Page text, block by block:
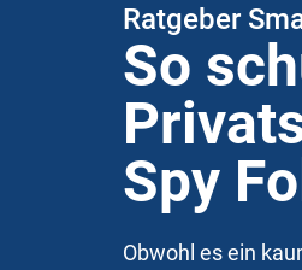
Ratgeber
So
Spy
Obwohl es ein